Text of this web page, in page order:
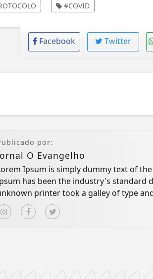
#COVID
Facebook Twitter
por:
O Evangelho
Ipsum is simply dummy text of
has been the industry's standard
printer took a galley of type